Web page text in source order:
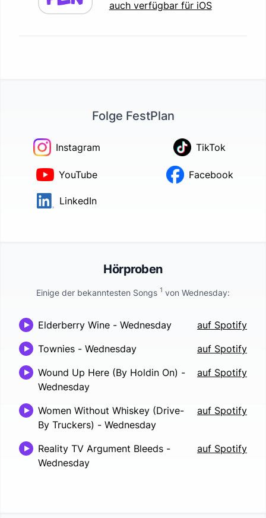
auch verfügbar für iOS
Folge FestPlan
Instagram TikTok
YouTube Facebook
LinkedIn
Hörproben
Einige der bekanntesten Songs 1 von Wednesday:
Elderberry Wine - Wednesday
auf Spotify
Townies - Wednesday
auf Spotify
Wound Up Here (By Holdin On) -
Wednesday
auf Spotify
Women Without Whiskey (Drive-
By Truckers) - Wednesday
auf Spotify
Reality TV Argument Bleeds -
Wednesday
auf Spotify